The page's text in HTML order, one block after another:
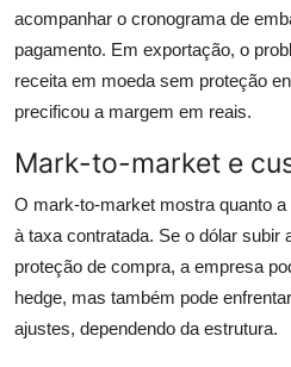
acompanhar o cronograma de
pagamento. Em exportação, o
receita em moeda sem proteção
precificou a margem em reais.
Mark-to-market e
O mark-to-market mostra quanto
à taxa contratada. Se o dólar subir
proteção de compra, a empresa
hedge, mas também pode
ajustes, dependendo da estrutura.